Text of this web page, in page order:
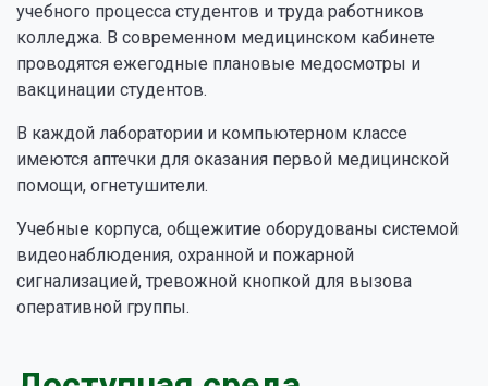
учебного процесса студентов и труда работников
колледжа. В современном медицинском кабинете
проводятся ежегодные плановые медосмотры и
вакцинации студентов.
В каждой лаборатории и компьютерном классе
имеются аптечки для оказания первой медицинской
помощи, огнетушители.
Учебные корпуса, общежитие оборудованы системой
видеонаблюдения, охранной и пожарной
сигнализацией, тревожной кнопкой для вызова
оперативной группы.